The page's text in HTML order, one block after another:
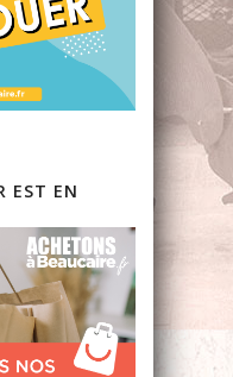
EST EN